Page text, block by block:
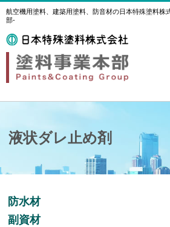
航空機用塗料、建築用塗料、防音材の日本特殊塗料株
部-
液状ダレ止め剤
防水材
副資材